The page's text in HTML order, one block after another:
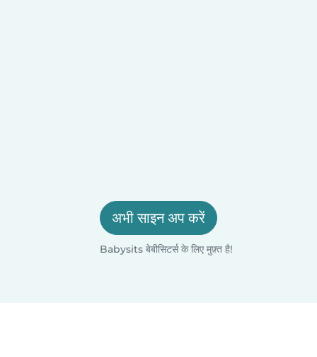
अभी साइन अप करें
Babysits बेबीसिटर्स के लिए मुफ़्त है!